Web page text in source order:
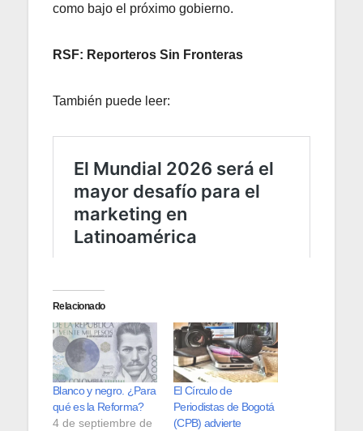
como bajo el próximo gobierno.
RSF: Reporteros Sin Fronteras
También puede leer:
Relacionado
Blanco y negro. ¿Para
qué es la Reforma?
4 de septiembre de
El Círculo de
Periodistas de Bogotá
(CPB) advierte